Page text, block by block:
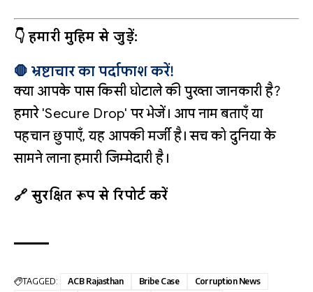
👇 हमारी मुहिम से जुड़ें:
🛑 भ्रष्टाचार का पर्दाफाश करें!
क्या आपके पास किसी घोटाले की पुख्ता जानकारी है?
हमारे 'Secure Drop' पर भेजें। आप नाम बताएँ या
पहचान छुपाएँ, यह आपकी मर्जी है। सच को दुनिया के
सामने लाना हमारी जिम्मेदारी है।
🔗 सुरक्षित रूप से रिपोर्ट करें
TAGGED: ACB Rajasthan Bribe Case Corruption News